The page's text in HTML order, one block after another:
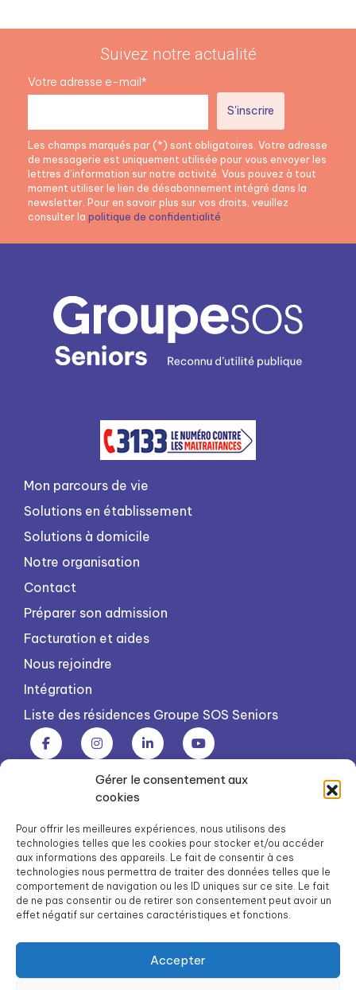
Gérer le consentement aux
cookies
Pour offrir les meilleures expériences, nous utilisons des
technologies telles que les cookies pour stocker et/ou accéder
aux informations des appareils. Le fait de consentir à ces
technologies nous permettra de traiter des données telles que le
comportement de navigation ou les ID uniques sur ce site. Le fait
de ne pas consentir ou de retirer son consentement peut avoir un
effet négatif sur certaines caractéristiques et fonctions.
Accepter
Suivez notre actualité
Votre adresse e-mail*
Les champs marqués par (*) sont obligatoires. Votre adresse
de messagerie est uniquement utilisée pour vous envoyer les
lettres d’information sur notre activité. Vous pouvez à tout
moment utiliser le lien de désabonnement intégré dans la
newsletter. Pour en savoir plus sur vos droits, veuillez
consulter la politique de confidentialité
Mon parcours de vie
Solutions en établissement
Solutions à domicile
Notre organisation
Contact
Préparer son admission
Facturation et aides
Nous rejoindre
Intégration
Liste des résidences Groupe SOS Seniors
Groupe SOS Seniors est une association du Groupe SOS
dg.seniors@groupe-sos.org
ARPAVIE est une association du Groupe SOS